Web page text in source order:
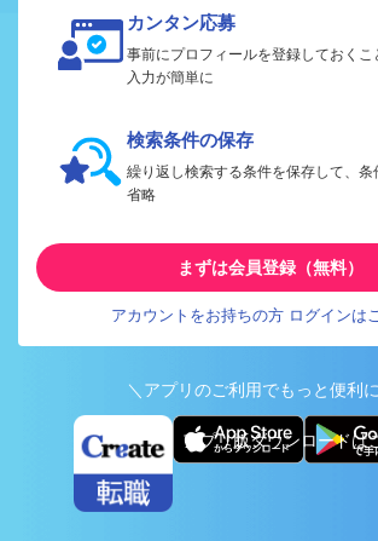
カンタン応募
事前にプロフィールを登録しておくこ
入力が簡単に
検索条件の保存
繰り返し検索する条件を保存して、条
省略
まずは会員登録（無料）
アカウントをお持ちの方 ログインは
＼アプリのご利用でもっと便利
アプリ版ダウンロードは